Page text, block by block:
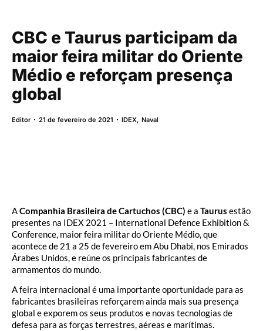
CBC e Taurus participam da
maior feira militar do Oriente
Médio e reforçam presença
global
Editor 21 de fevereiro de 2021 IDEX,Naval
ACompanhia Brasileira de Cartuchos (CBC) e a Taurus estão
presentes na IDEX 2021 – International Defence Exhibition &
Conference, maior feira militar do Oriente Médio, que
acontece de 21 a 25 de fevereiro em Abu Dhabi, nos Emirados
Árabes Unidos, e reúne os principais fabricantes de
armamentos do mundo.
A feira internacional é uma importante oportunidade para as
fabricantes brasileiras reforçarem ainda mais sua presença
global e exporem os seus produtos e novas tecnologias de
defesa para as forças terrestres, aéreas e marítimas.